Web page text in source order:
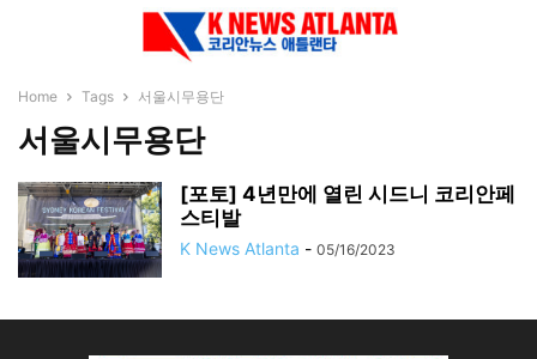
Home Tags 서울시무용단
서울시무용단
[포토] 4년만에 열린 시드니 코리안페
스티발
K News Atlanta - 05/16/2023